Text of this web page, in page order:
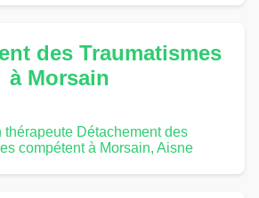
des Traumatismes
à Morsain
thérapeute Détachement des
compétent à Morsain, Aisne